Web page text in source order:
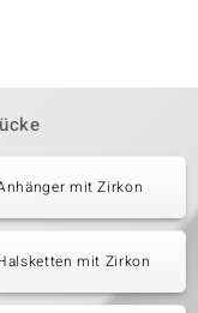
mit Zirkon
mit Zirkon